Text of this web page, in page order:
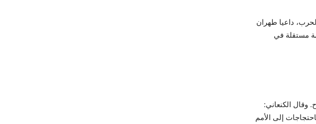
داعيا طهران
مستقلة في
وقال الكنعاني:
إلى الأمم